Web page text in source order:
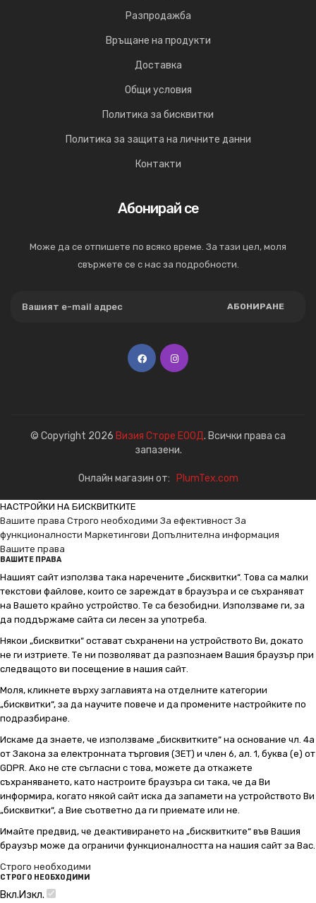
Разпродажба
Връщане на продукти
Доставка
Общи условия
Политика за бисквитки
Политика за защита на личните данни
Контакти
Абонирай се
Може да се отпишете по всяко време. За тази цел, моля
свържете се с нас за подробности.
АБОНИРАНЕ
© Copyright 2026 Визия Сторе ЕООД. Всички права са
запазени.
Онлайн магазин от: PlumTex.com
НАСТРОЙКИ НА БИСКВИТКИТЕ
Вашите права Строго необходими За ефективност За
функционалности Маркетингови Допълнителна информация
Вашите права
ВАШИТЕ ПРАВА
Нашият сайт използва така наречените „бисквитки“. Това са малки
текстови файлове, които се зареждат в браузъра и се съхраняват
на Вашето крайно устройство. Те са безобидни. Използваме ги, за
да поддържаме сайта си лесен за употреба.
Някои „бисквитки“ остават съхранени на устройството Ви, докато
не ги изтриете. Те ни позволяват да разпознаем Вашия браузър при
следващото ви посещение в нашия сайт.
Моля, кликнете върху заглавията на отделните категории
„бисквитки“, за да научите повече и да промените настройките по
подразбиране.
Искаме да знаете, че използваме „бисквитките“ на основание чл. 4а
от Закона за електронната търговия (ЗЕТ) и член 6, ал. 1, буква (е) от
GDPR. Ако не сте съгласни с това, можете да откажете
съхраняването, като настроите браузъра си така, че да Ви
информира, когато някой сайт иска да запамети на устройството Ви
„бисквитки“, а Вие съответно да ги приемате или не.
Имайте предвид, че деактивирането на „бисквитките“ във Вашия
браузър може да ограничи функционалността на нашия сайт за Вас.
Строго необходими
СТРОГО НЕОБХОДИМИ
Вкл.Изкл.